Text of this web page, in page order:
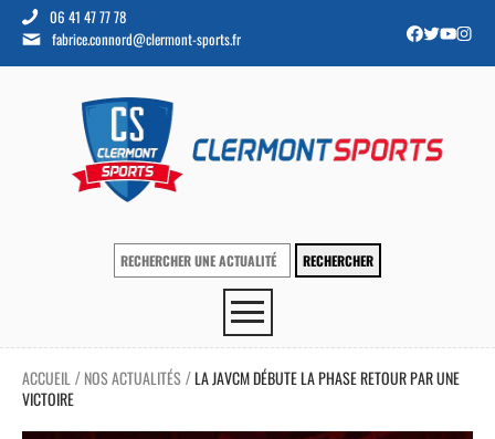
06 41 47 77 78
fabrice.connord@clermont-sports.fr
ACCUEIL / NOS ACTUALITÉS /LA JAVCM DÉBUTE LA PHASE RETOUR PAR UNE
VICTOIRE